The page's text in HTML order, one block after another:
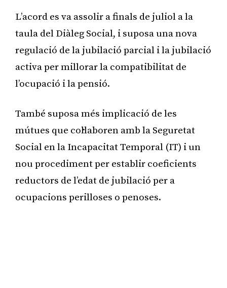
L’acord es va assolir a finals de juliol a la
taula del Diàleg Social, i suposa una nova
regulació de la jubilació parcial i la jubilació
activa per millorar la compatibilitat de
l’ocupació i la pensió.
També suposa més implicació de les
mútues que col·laboren amb la Seguretat
Social en la Incapacitat Temporal (IT) i un
nou procediment per establir coeficients
reductors de l’edat de jubilació per a
ocupacions perilloses o penoses.